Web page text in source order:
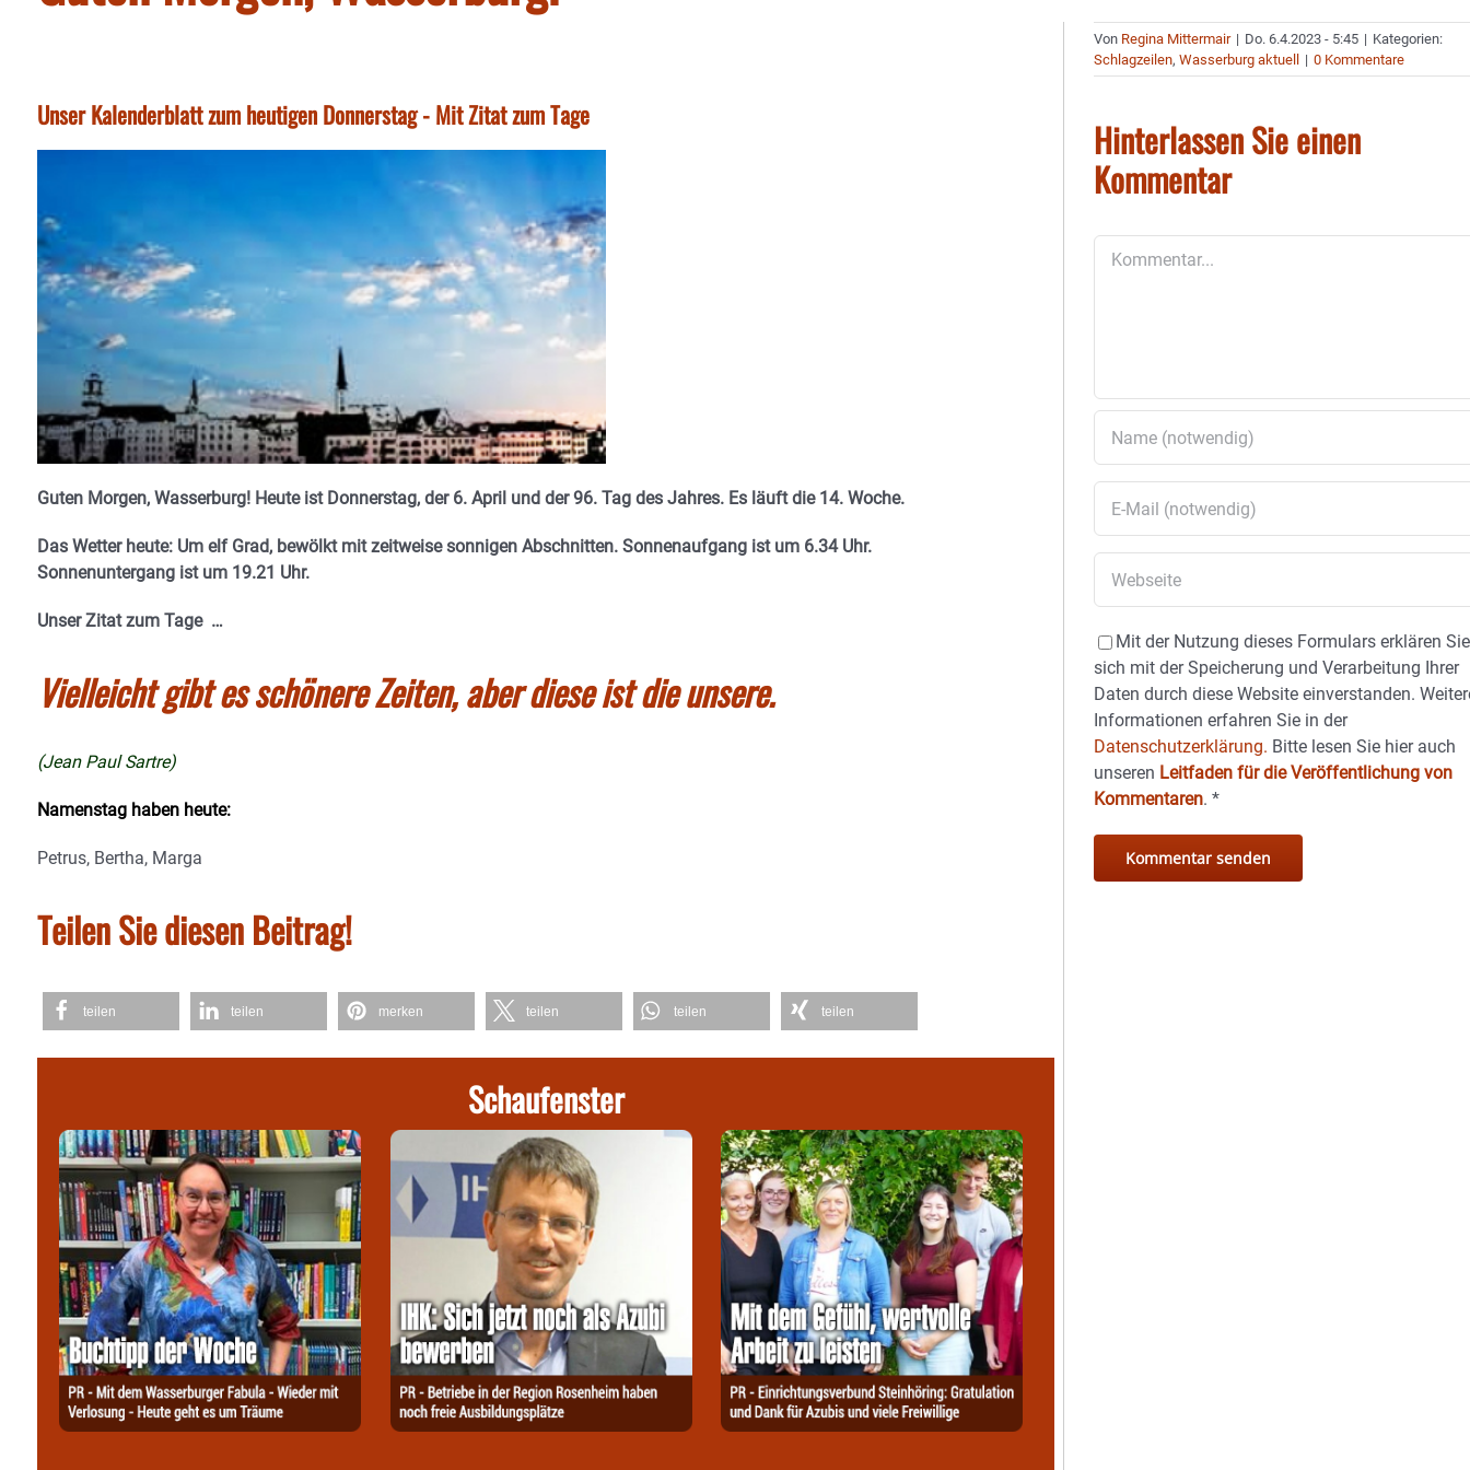
Unser Kalenderblatt zum heutigen Donnerstag - Mit Zitat zum Tage
Guten Morgen, Wasserburg! Heute ist Donnerstag, der 6. April und der 96. Tag des Jahres. Es läuft die 14. Woche.
Das Wetter heute: Um elf Grad, bewölkt mit zeitweise sonnigen Abschnitten. Sonnenaufgang ist um 6.34 Uhr.
Sonnenuntergang ist um 19.21 Uhr.
Unser Zitat zum Tage …
Vielleicht gibt es schönere Zeiten, aber diese ist die unsere.
(Jean Paul Sartre)
Namenstag haben heute:
Petrus, Bertha, Marga
Teilen Sie diesen Beitrag!
teilen teilen merken teilen teilen teilen
Schaufenster
Von Regina Mittermair | Do. 6.4.2023 - 5:45 | Kategorien:
Schlagzeilen,Wasserburg aktuell | 0 Kommentare
Hinterlassen Sie einen
Kommentar
Mit der Nutzung dieses Formulars erklären Sie
sich mit der Speicherung und Verarbeitung Ihrer
Daten durch diese Website einverstanden.
Informationen erfahren Sie in der
Datenschutzerklärung. Bitte lesen Sie hier auch
unseren Leitfaden für die Veröffentlichung von
Kommentaren.*